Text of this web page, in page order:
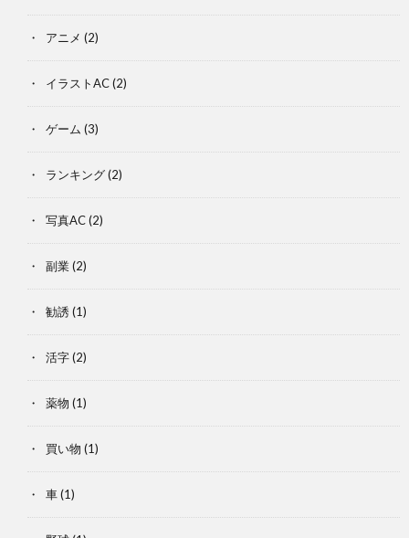
アニメ (2)
イラストAC(2)
ゲーム (3)
ランキング(2)
写真AC(2)
副業(2)
勧誘(1)
活字(2)
薬物 (1)
買い物 (1)
車(1)